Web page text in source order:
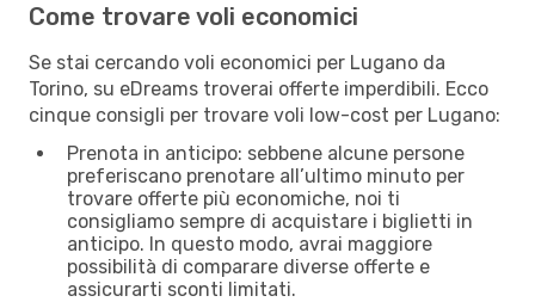
Come trovare voli economici
Se stai cercando voli economici per Lugano da
Torino, su eDreams troverai offerte imperdibili. Ecco
cinque consigli per trovare voli low-cost per Lugano:
Prenota in anticipo: sebbene alcune persone
preferiscano prenotare all’ultimo minuto per
trovare offerte più economiche, noi ti
consigliamo sempre di acquistare i biglietti in
anticipo. In questo modo, avrai maggiore
possibilità di comparare diverse offerte e
assicurarti sconti limitati.